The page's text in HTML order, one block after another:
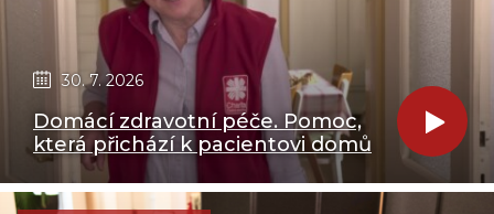
30. 7. 2026
Domácí zdravotní péče. Pomoc,
která přichází k pacientovi domů